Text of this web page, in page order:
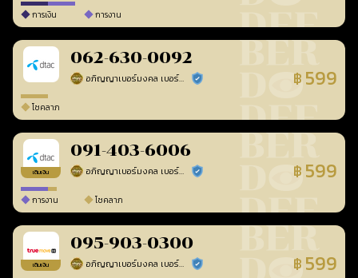
การเงิน การงาน
062-630-0092
อภิญญาเบอร์มงคล เบอร์สวยเลขศาสตร์ ร้านยืนยันแล้ว ฿ 599
โชคลาภ
เติมเงิน
091-403-6006
อภิญญาเบอร์มงคล เบอร์สวยเลขศาสตร์ ร้านยืนยันแล้ว ฿ 599
การงาน โชคลาภ
เติมเงิน
095-903-0300
อภิญญาเบอร์มงคล เบอร์สวยเลขศาสตร์ ร้านยืนยันแล้ว ฿ 599